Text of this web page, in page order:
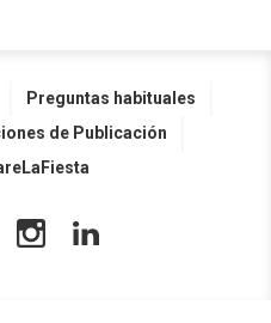
Preguntas habituales
de Publicación